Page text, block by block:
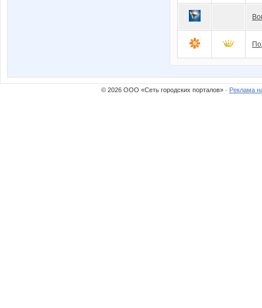
© 2026 ООО «Сеть городских порталов» · Реклама